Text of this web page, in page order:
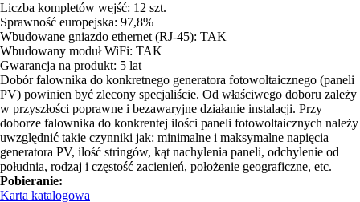
Liczba kompletów wejść: 12 szt.
Sprawność europejska: 97,8%
Wbudowane gniazdo ethernet (RJ-45): TAK
Wbudowany moduł WiFi: TAK
Gwarancja na produkt: 5 lat
Dobór falownika do konkretnego generatora fotowoltaicznego (paneli
PV) powinien być zlecony specjaliście. Od właściwego doboru zależy
w przyszłości poprawne i bezawaryjne działanie instalacji. Przy
doborze falownika do konkrentej ilości paneli fotowoltaicznych należy
uwzględnić takie czynniki jak: minimalne i maksymalne napięcia
generatora PV, ilość stringów, kąt nachylenia paneli, odchylenie od
południa, rodzaj i częstość zacienień, położenie geograficzne, etc.
Pobieranie:
Karta katalogowa